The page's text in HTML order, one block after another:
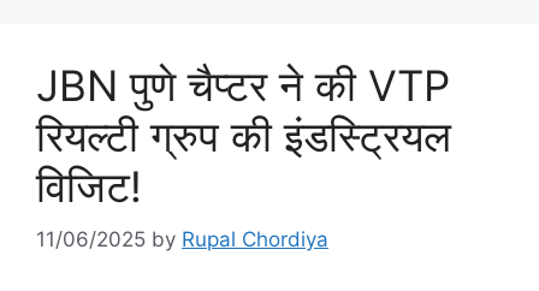
JBN पुणे चैप्टर ने की VTP
रियल्टी ग्रुप की इंडस्ट्रियल
विजिट!
11/06/2025 by Rupal Chordiya